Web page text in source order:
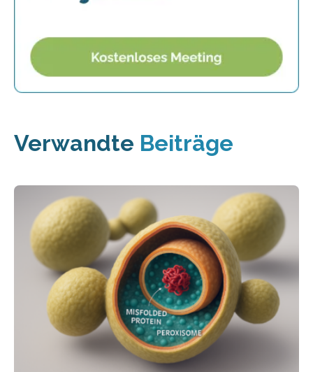
Verwandte Beiträge